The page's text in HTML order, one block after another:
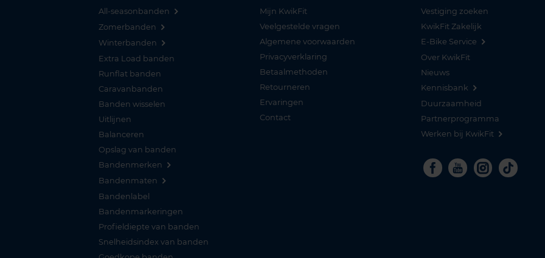
All-seasonbanden
Zomerbanden
Winterbanden
Extra Load banden
Runflat banden
Caravanbanden
Banden wisselen
Uitlijnen
Balanceren
Opslag van banden
Bandenmerken
Bandenmaten
Bandenlabel
Bandenmarkeringen
Profieldiepte van banden
Snelheidsindex van banden
Mijn KwikFit
Veelgestelde vragen
Algemene voorwaarden
Privacyverklaring
Betaalmethoden
Retourneren
Ervaringen
Contact
Vestiging zoeken
KwikFit Zakelijk
E-Bike Service
Over KwikFit
Nieuws
Kennisbank
Duurzaamheid
Partnerprogramma
Werken bij KwikFit
Facebook
Youtube